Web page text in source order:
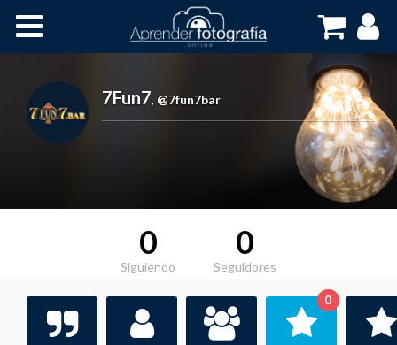
Cursos OnLine
7Fun7, @7fun7bar
0
Siguiendo
0
Seguidores
0